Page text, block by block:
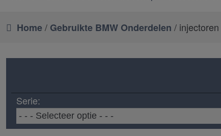
Home/ Gebruikte BMW Onderdelen / injectoren
Serie: